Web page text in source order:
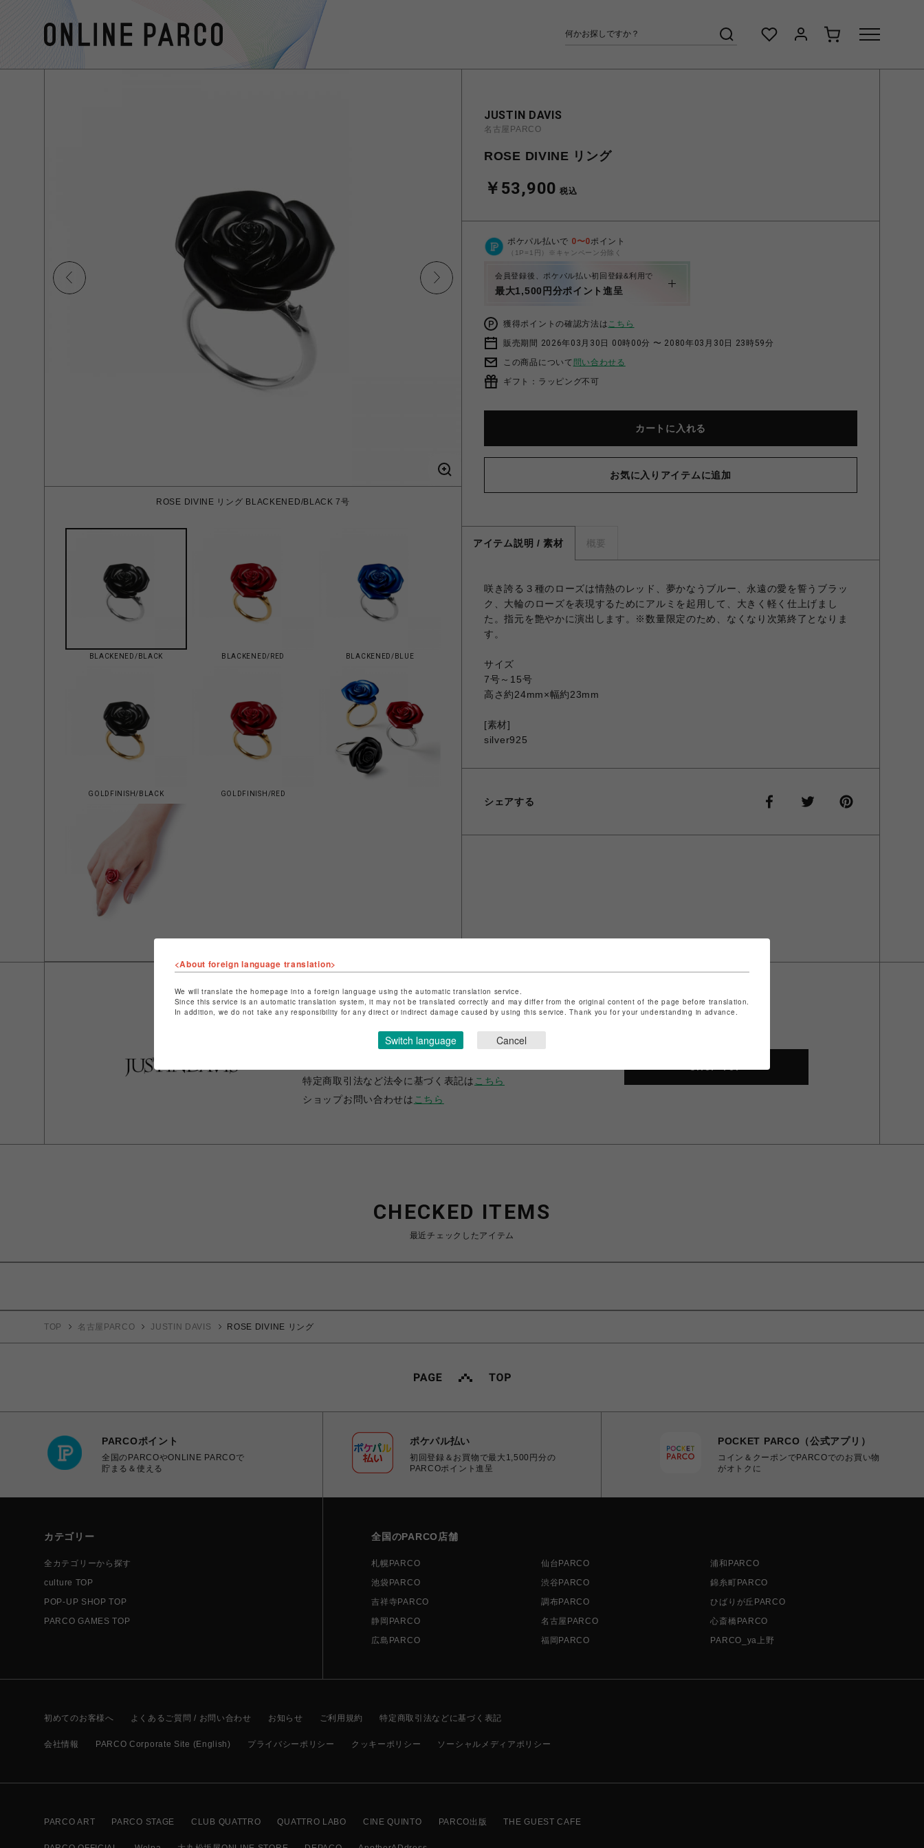
ROSE DIVINE リング BLACKENED/BLACK 7号
BLACKENED/BLACK BLACKENED/RED BLACKENED/BLUE
GOLDFINISH/BLACK GOLDFINISH/RED
JUSTIN DAVIS
名古屋PARCO
ROSE DIVINE リング
￥53,900 税込
ポケパル払いで 0〜0ポイント
（1P=1円）※キャンペーン分除く
会員登録後、ポケパル払い初回登録&利用で
最大1,500円分ポイント進呈
獲得ポイントの確認方法はこちら
販売期間 2026年03月30日 00時00分 〜 2080年03月30日 23時59分
この商品について 問い合わせる
ギフト：ラッピング不可
カートに入れる
お気に入りアイテムに追加
アイテム説明 / 素材 概要
咲き誇る３種のローズは情熱のレッド、夢かなうブルー、永遠の愛を誓うブラッ
ク、大輪のローズを表現するためにアルミを起用して、大きく軽く仕上げまし
た。指元を艶やかに演出します。※数量限定のため、なくなり次第終了となりま
す。
サイズ
7号～15号
高さ約24mm×幅約23mm
[素材]
silver925
シェアする
JUSTIN DAVIS
特定商取引法など法令に基づく表記は こちら
ショップお問い合わせは こちら
CHECKED ITEMS
最近チェックしたアイテム
TOP 名古屋PARCO JUSTIN DAVIS ROSE DIVINE リング
PARCOポイント
全国のPARCOやONLINE PARCOで
貯まる＆使える
ポケパル払い
初回登録＆お買物で最大1,500円分の
PARCOポイント進呈
POCKET PARCO（公式アプリ）
コイン＆クーポンでPARCOでのお買い物
がオトクに
カテゴリー
全カテゴリーから探す
culture TOP
POP-UP SHOP TOP
PARCO GAMES TOP
全国のPARCO店舗
札幌PARCO 仙台PARCO
浦和PARCO
池袋PARCO
渋谷PARCO
錦糸町PARCO
吉祥寺PARCO
調布PARCO
ひばりが丘PARCO
静岡PARCO
名古屋PARCO
心斎橋PARCO
広島PARCO
福岡PARCO PARCO_ya上野
初めてのお客様へ よくあるご質問 / お問い合わせ お知らせ ご利用規約 特定商取引法などに基づく表記
会社情報 PARCO Corporate Site (English) プライバシーポリシー クッキーポリシー ソーシャルメディアポリシー
PARCO ART PARCO STAGE CLUB QUATTRO QUATTRO LABO CINE QUINTO PARCO出版 THE GUEST CAFE
<About foreign language translation>
We will translate the homepage into a foreign language using the automatic translation service.
Since this service is an automatic translation system, it may not be translated correctly and may differ from the original content of the page before translation.
In addition, we do not take any responsibility for any direct or indirect damage caused by using this service. Thank you for your understanding in advance.
Switch language Cancel